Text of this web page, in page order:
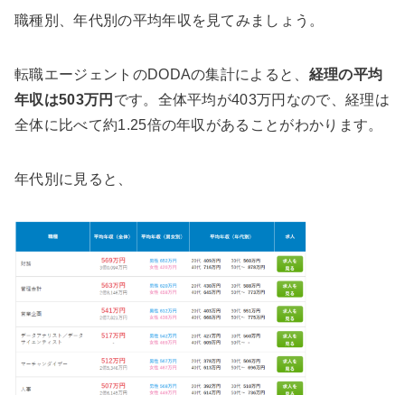
職種別、年代別の平均年収を見てみましょう。
転職エージェントのDODAの集計によると、 経理の平均
年収は503万円 です。全体平均が403万円なので、経理は
全体に比べて約1.25倍の年収があることがわかります。
年代別に見ると、